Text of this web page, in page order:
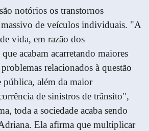
notórios os transtornos
massivo de veículos individuais. "A
vida, em razão dos
acabam acarretando maiores
relacionados à questão
pública, além da maior
de sinistros de trânsito",
toda a sociedade acaba sendo
Ela afirma que multiplicar